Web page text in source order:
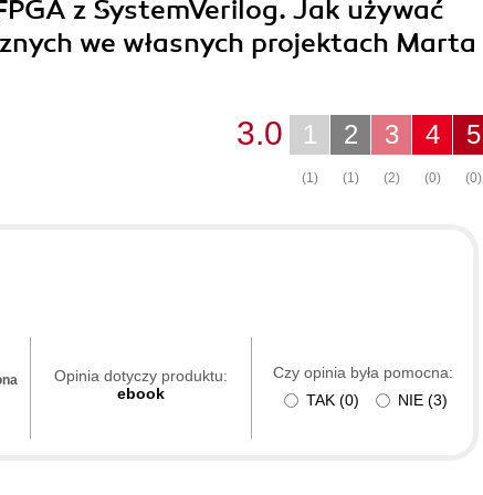
z SystemVerilog. Jak używać
we własnych projektach Marta
5
(0)
4
(0)
3
(2)
2
(1)
1
(1)
3.0
Opinia dotyczy produktu:
ebook
Czy opinia była pomocna:
TAK (0) NIE (3)